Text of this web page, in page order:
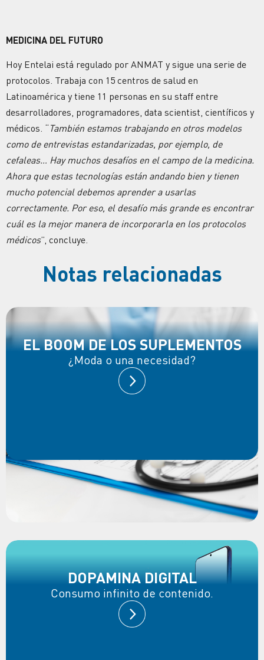
MEDICINA DEL FUTURO
Hoy Entelai está regulado por ANMAT y sigue una serie de
protocolos. Trabaja con 15 centros de salud en
Latinoamérica y tiene 11 personas en su staff entre
desarrolladores, programadores, data scientist, científicos y
médicos. “ También estamos trabajando en otros modelos
como de entrevistas estandarizadas, por ejemplo, de
cefaleas… Hay muchos desafíos en el campo de la medicina.
Ahora que estas tecnologías están andando bien y tienen
mucho potencial debemos aprender a usarlas
correctamente. Por eso, el desafío más grande es encontrar
cuál es la mejor manera de incorporarla en los protocolos
médicos”, concluye.
Notas relacionadas
EL BOOM DE LOS SUPLEMENTOS
¿Moda o una necesidad?
DOPAMINA DIGITAL
Consumo infinito de contenido.